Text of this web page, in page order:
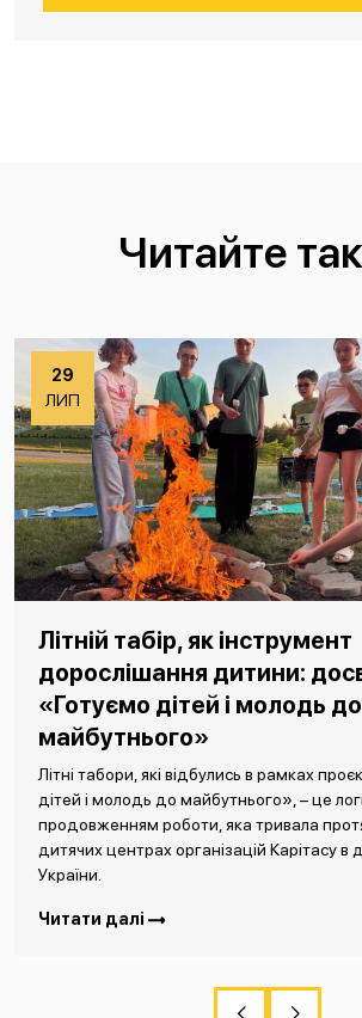
Читайте
29
ЛИП
Літній табір, як інструмент
дорослішання дитини:
«Готуємо дітей і молодь до
майбутнього»
Літні табори, які відбулись в рамках
дітей і молодь до майбутнього», – це
продовженням роботи, яка тривала
дитячих центрах організацій Карітасу в
України.
Читати далі